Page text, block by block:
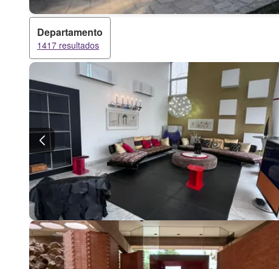
Departamento
1417 resultados